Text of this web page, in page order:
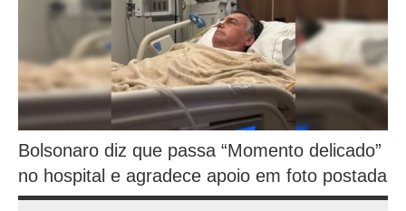
Bolsonaro diz que passa “Momento delicado”
no hospital e agradece apoio em foto postada